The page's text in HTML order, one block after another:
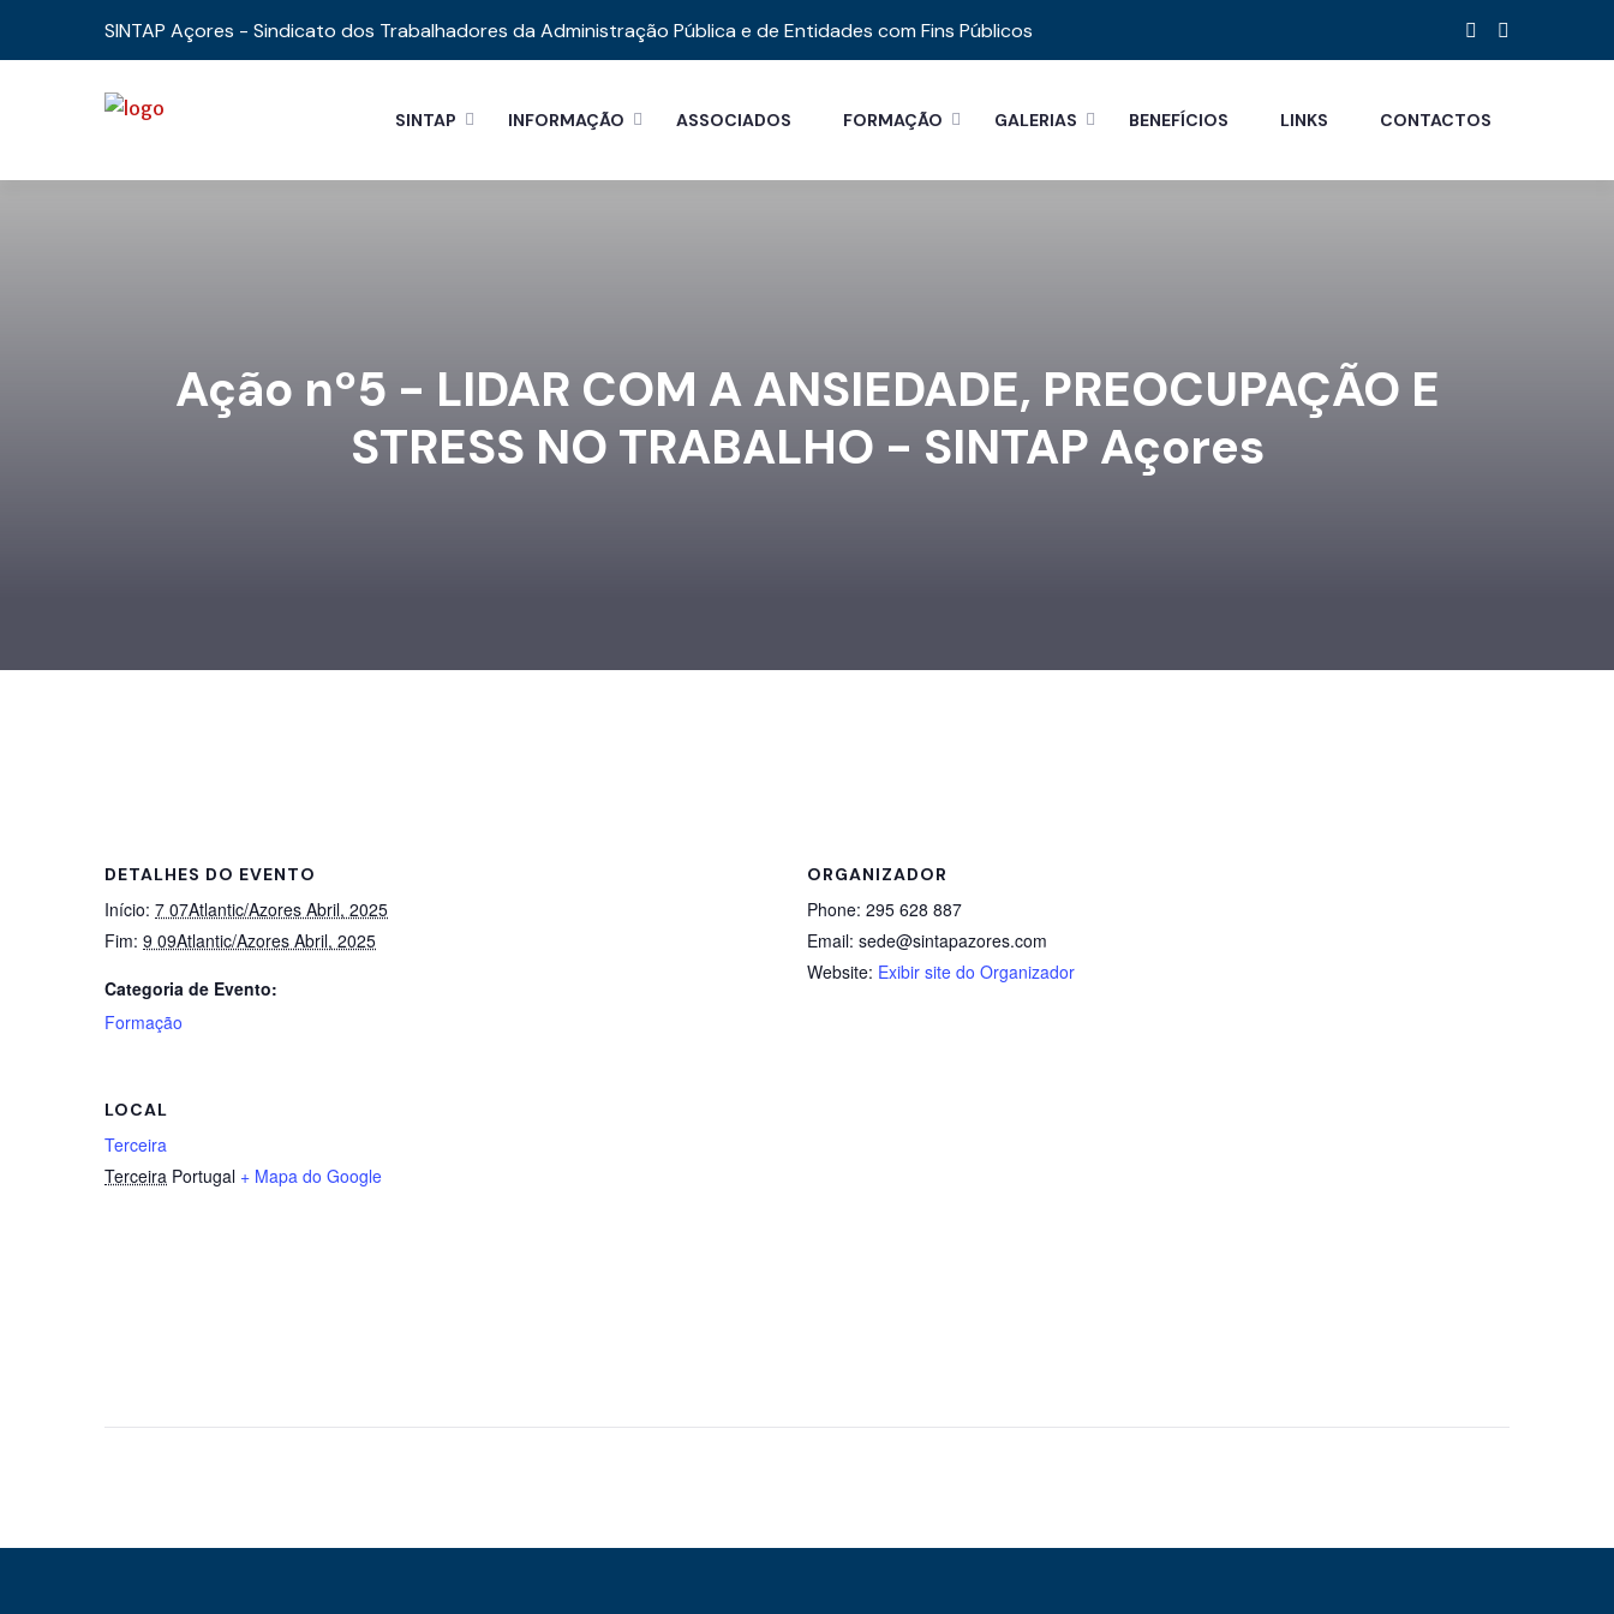
SINTAP Açores - Sindicato dos Trabalhadores da Administração Pública e de Entidades com Fins Públicos
SINTAP INFORMAÇÃO ASSOCIADOS FORMAÇÃO GALERIAS BENEFÍCIOS LINKS CONTACTOS
Ação nº5 - LIDAR COM A ANSIEDADE, PREOCUPAÇÃO E
STRESS NO TRABALHO - SINTAP Açores
DETALHES DO EVENTO
Início: 7 07Atlantic/Azores Abril, 2025
Fim: 9 09Atlantic/Azores Abril, 2025
Categoria de Evento:
Formação
ORGANIZADOR
Phone: 295 628 887
Email: sede@sintapazores.com
Website: Exibir site do Organizador
LOCAL
Terceira
Terceira Portugal + Mapa do Google